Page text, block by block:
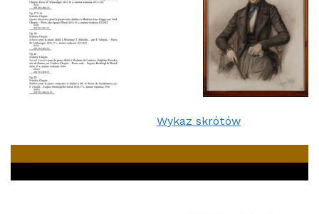
Wykaz skrótów